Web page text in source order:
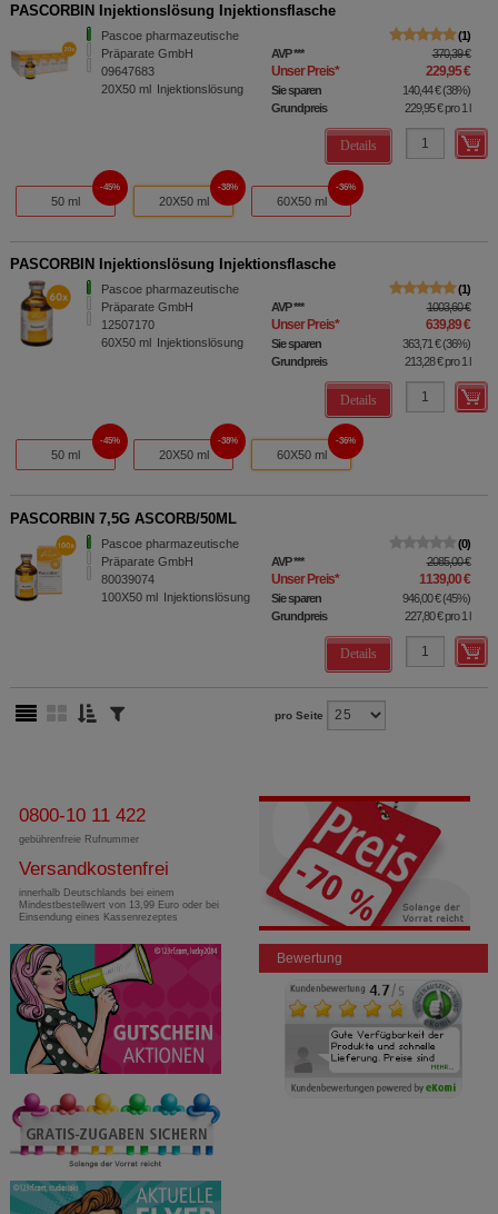
PASCORBIN Injektionslösung Injektionsflasche
Pascoe pharmazeutische
Präparate GmbH
09647683
20X50 ml Injektionslösung
1
AVP*** 370,39 €
Unser Preis* 229,95 €
Sie sparen 140,44 €(38%)
Grundpreis
229,95 €pro 1 l
Details
50 ml
45%
20X50 ml
38%
60X50 ml
36%
PASCORBIN Injektionslösung Injektionsflasche
Pascoe pharmazeutische
Präparate GmbH
12507170
60X50 ml Injektionslösung
1
AVP*** 1003,60 €
Unser Preis* 639,89 €
Sie sparen 363,71 €(36%)
Grundpreis
213,28 €pro 1 l
Details
50 ml
45%
20X50 ml
38%
60X50 ml
36%
PASCORBIN 7,5G ASCORB/50ML
Pascoe pharmazeutische
Präparate GmbH
80039074
100X50 ml Injektionslösung
0
AVP*** 2085,00 €
Unser Preis* 1139,00 €
Sie sparen 946,00 €(45%)
Grundpreis
227,80 €pro 1 l
Details
pro Seite
0800-10 11 422
gebührenfreie Rufnummer
Versandkostenfrei
innerhalb Deutschlands bei einem
Mindestbestellwert von 13,99 Euro oder bei
Einsendung eines Kassenrezeptes
Bewertung